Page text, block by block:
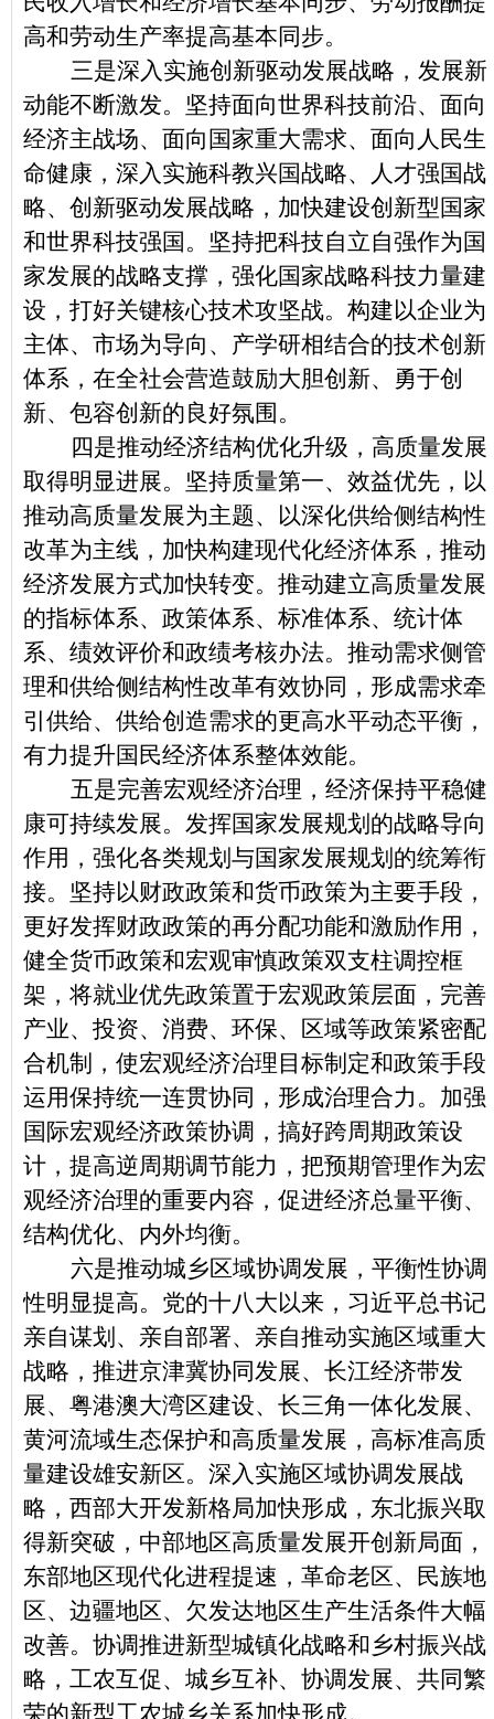
高和劳动生产率提高基本同步。
三是深入实施创新驱动发展战略，发展新
动能不断激发。坚持面向世界科技前沿、面向
经济主战场、面向国家重大需求、面向人民生
命健康，深入实施科教兴国战略、人才强国战
略、创新驱动发展战略，加快建设创新型国家
和世界科技强国。坚持把科技自立自强作为国
家发展的战略支撑，强化国家战略科技力量建
设，打好关键核心技术攻坚战。构建以企业为
主体、市场为导向、产学研相结合的技术创新
体系，在全社会营造鼓励大胆创新、勇于创
新、包容创新的良好氛围。
四是推动经济结构优化升级，高质量发展
取得明显进展。坚持质量第一、效益优先，以
推动高质量发展为主题、以深化供给侧结构性
改革为主线，加快构建现代化经济体系，推动
经济发展方式加快转变。推动建立高质量发展
的指标体系、政策体系、标准体系、统计体
系、绩效评价和政绩考核办法。推动需求侧管
理和供给侧结构性改革有效协同，形成需求牵
引供给、供给创造需求的更高水平动态平衡，
有力提升国民经济体系整体效能。
五是完善宏观经济治理，经济保持平稳健
康可持续发展。发挥国家发展规划的战略导向
作用，强化各类规划与国家发展规划的统筹衔
接。坚持以财政政策和货币政策为主要手段，
更好发挥财政政策的再分配功能和激励作用，
健全货币政策和宏观审慎政策双支柱调控框
架，将就业优先政策置于宏观政策层面，完善
产业、投资、消费、环保、区域等政策紧密配
合机制，使宏观经济治理目标制定和政策手段
运用保持统一连贯协同，形成治理合力。加强
国际宏观经济政策协调，搞好跨周期政策设
计，提高逆周期调节能力，把预期管理作为宏
观经济治理的重要内容，促进经济总量平衡、
结构优化、内外均衡。
六是推动城乡区域协调发展，平衡性协调
性明显提高。党的十八大以来，习近平总书记
亲自谋划、亲自部署、亲自推动实施区域重大
战略，推进京津冀协同发展、长江经济带发
展、粤港澳大湾区建设、长三角一体化发展、
黄河流域生态保护和高质量发展，高标准高质
量建设雄安新区。深入实施区域协调发展战
略，西部大开发新格局加快形成，东北振兴取
得新突破，中部地区高质量发展开创新局面，
东部地区现代化进程提速，革命老区、民族地
区、边疆地区、欠发达地区生产生活条件大幅
改善。协调推进新型城镇化战略和乡村振兴战
略，工农互促、城乡互补、协调发展、共同繁